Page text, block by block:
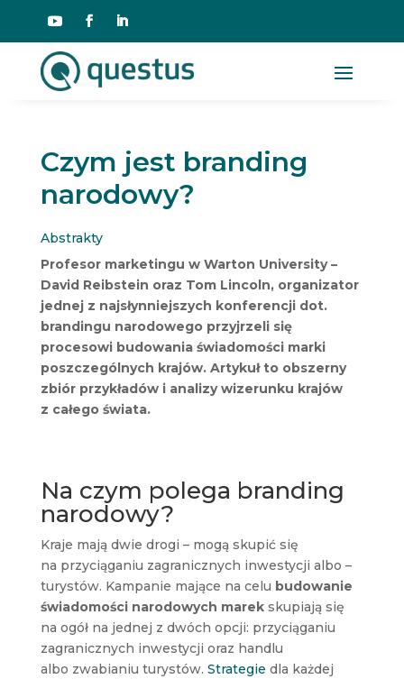
Czym jest branding
narodowy?
Abstrakty
Profesor marketingu w Warton University –
David Reibstein oraz Tom Lincoln, organizator
jednej z najsłynniejszych konferencji dot.
brandingu narodowego przyjrzeli się
procesowi budowania świadomości marki
poszczególnych krajów. Artykuł to obszerny
zbiór przykładów i analizy wizerunku krajów
z całego świata.
Na czym polega branding
narodowy?
Kraje mają dwie drogi – mogą skupić się
na przyciąganiu zagranicznych inwestycji albo –
turystów. Kampanie mające na celu budowanie
świadomości narodowych marekskupiają się
na ogół na jednej z dwóch opcji: przyciąganiu
zagranicznych inwestycji oraz handlu
albo zwabianiu turystów. Strategie dla każdej